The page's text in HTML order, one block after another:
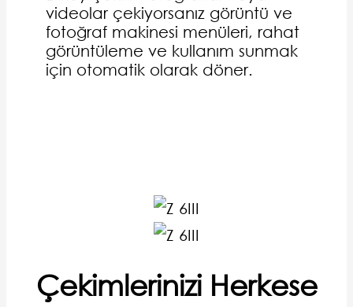
videolar çekiyorsanız görüntü ve
fotoğraf makinesi menüleri, rahat
görüntüleme ve kullanım sunmak
için otomatik olarak döner.
Çekimlerinizi Herkese